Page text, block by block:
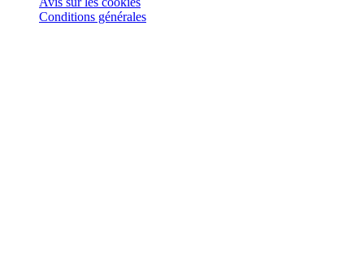
Conditions générales